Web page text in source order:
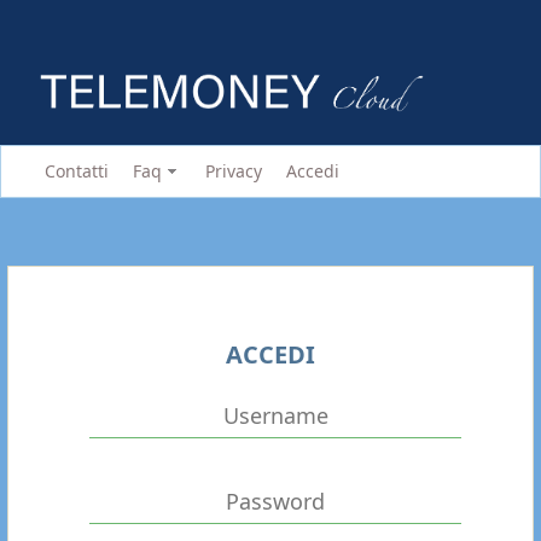
Contatti Faq Privacy Accedi
ACCEDI